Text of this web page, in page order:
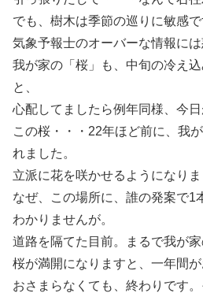
でも、樹木は季節の巡りに敏感で
気象予報士のオーバーな情報には
我が家の「桜」も、中旬の冷え
と、
心配してましたら例年同様、今
この桜・・・22年ほど前に、我
れました。
立派に花を咲かせるようになりま
なぜ、この場所に、誰の発案で1
わかりませんが。
道路を隔てた目前。まるで我が家
桜が満開になりますと、一年間が
おさまらなくても、終わりです